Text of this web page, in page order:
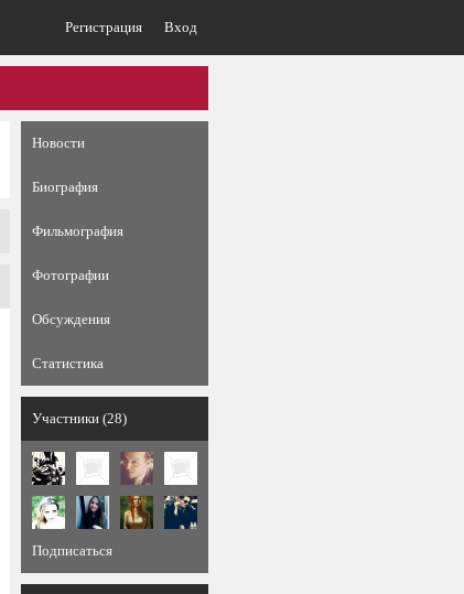
Регистрация Вход
Новости
Биография
Фильмография
Фотографии
Обсуждения
Статистика
Участники (28)
Подписаться